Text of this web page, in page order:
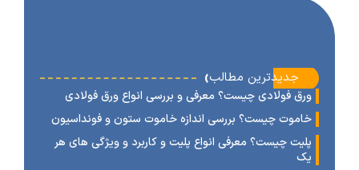
‹جدیدترین مطالب
فولادی چیست؟ معرفی و بررسی انواع ورق فولادی
چیست؟ بررسی اندازه خاموت ستون و فونداسیون
چیست؟ معرفی انواع پلیت و کاربرد و ویژگی های هر